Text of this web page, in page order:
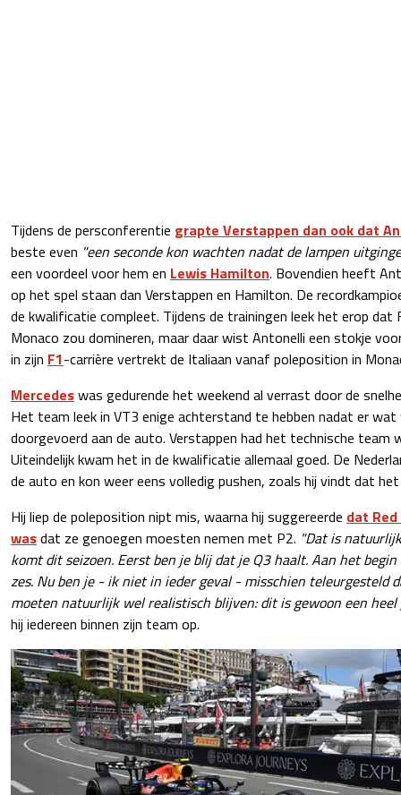
Tijdens de persconferentie grapte Verstappen dan ook dat
beste even "een seconde kon wachten nadat de lampen
een voordeel voor hem en Lewis Hamilton. Bovendien heeft
op het spel staan dan Verstappen en Hamilton. De
de kwalificatie compleet. Tijdens de trainingen leek het erop dat
Monaco zou domineren, maar daar wist Antonelli een stokje
in zijn F1-carrière vertrekt de Italiaan vanaf poleposition in
Mercedeswas gedurende het weekend al verrast door de
Het team leek in VT3 enige achterstand te hebben nadat er
doorgevoerd aan de auto. Verstappen had het technische team
Uiteindelijk kwam het in de kwalificatie allemaal goed. De
de auto en kon weer eens volledig pushen, zoals hij vindt dat
Hij liep de poleposition nipt mis, waarna hij suggereerde dat
wasdat ze genoegen moesten nemen met P2. "Dat is
komt dit seizoen. Eerst ben je blij dat je Q3 haalt. Aan het
zes. Nu ben je - ik niet in ieder geval - misschien teleurgesteld
moeten natuurlijk wel realistisch blijven: dit is gewoon een heel
hij iedereen binnen zijn team op.